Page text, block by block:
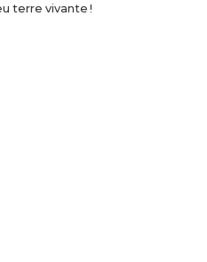
terre vivante !